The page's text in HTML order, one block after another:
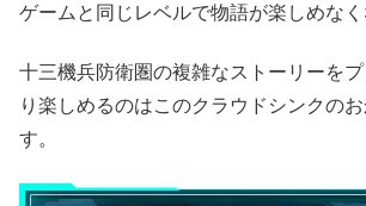
ゲームと同じレベルで物語が楽しめなく
十三機兵防衛圏の複雑なストーリーを
り楽しめるのはこのクラウドシンクの
す。